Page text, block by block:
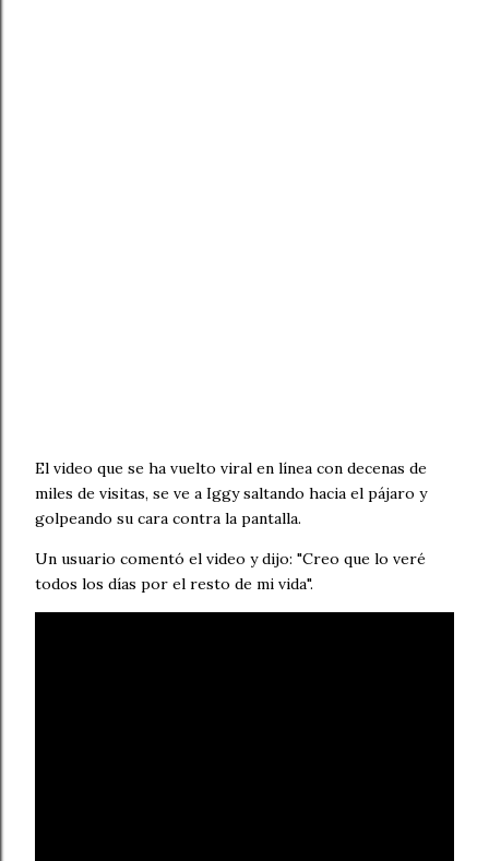
El video que se ha vuelto viral en línea con decenas de
miles de visitas, se ve a Iggy saltando hacia el pájaro y
golpeando su cara contra la pantalla.
Un usuario comentó el video y dijo: "Creo que lo veré
todos los días por el resto de mi vida".